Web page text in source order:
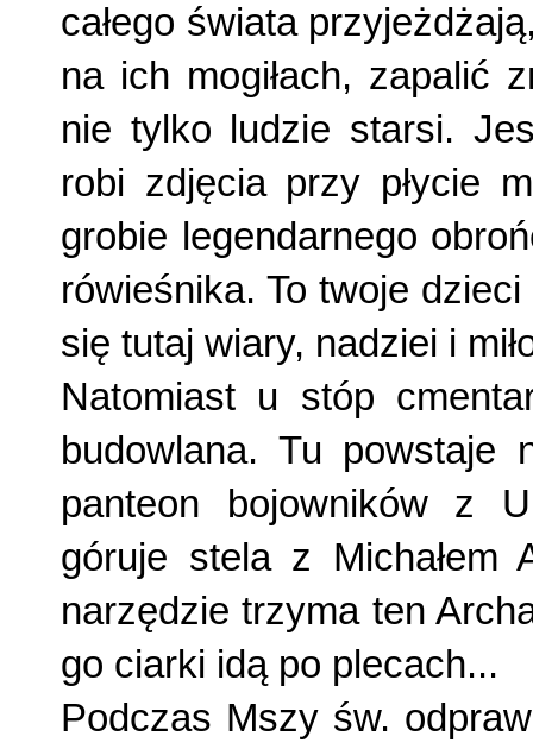
całego świata
na ich mo­giłach, zapalić
nie tylko ludzie starsi.
robi zdjęcia przy płycie
grobie legendarne­go
rówieśnika. To twoje
się tutaj wia­ry, nadziei i
Natomiast u stóp
budowlana. Tu powstaje
panteon bojowników z
góruje stela z Michałem
narzędzie trzyma ten
go ciarki idą po plecach...
Podczas Mszy św.